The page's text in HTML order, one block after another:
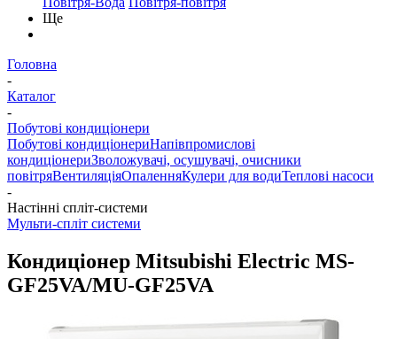
Ще
Головна
-
Каталог
-
Побутові кондиціонери
Побутові кондиціонериНапівпромислові
кондиціонериЗволожувачі, осушувачі, очисники
повітряВентиляціяОпаленняКулери для водиТеплові насоси
-
Настінні спліт-системи
Мульти-спліт системи
Кондиціонер Mitsubishi Electric MS-
GF25VA/MU-GF25VA